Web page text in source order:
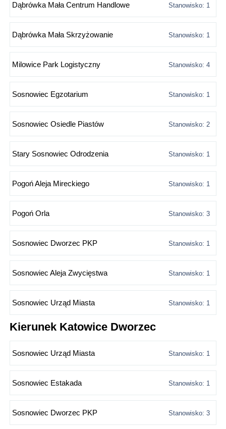
Dąbrówka Mała Centrum Handlowe Stanowisko: 1
Dąbrówka Mała Skrzyżowanie Stanowisko: 1
Milowice Park Logistyczny Stanowisko: 4
Sosnowiec Egzotarium Stanowisko: 1
Sosnowiec Osiedle Piastów Stanowisko: 2
Stary Sosnowiec Odrodzenia Stanowisko: 1
Pogoń Aleja Mireckiego Stanowisko: 1
Pogoń Orla Stanowisko: 3
Sosnowiec Dworzec PKP Stanowisko: 1
Sosnowiec Aleja Zwycięstwa Stanowisko: 1
Sosnowiec Urząd Miasta Stanowisko: 1
Kierunek Katowice Dworzec
Sosnowiec Urząd Miasta Stanowisko: 1
Sosnowiec Estakada Stanowisko: 1
Sosnowiec Dworzec PKP Stanowisko: 3